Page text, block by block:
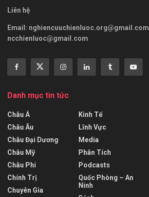
Liên hệ
Email: nghiencuuchienluoc.org@gmail.com
ncchienluoc@gmail.com
Danh mục tin tức
Châu Á
Châu Âu
Châu Đại Dương
Châu Mỹ
Châu Phi
Chính Trị
Chuyên Gia
Kinh Tế
Lĩnh Vực
Media
Phân Tích
Podcasts
Quốc Phòng – An
Ninh